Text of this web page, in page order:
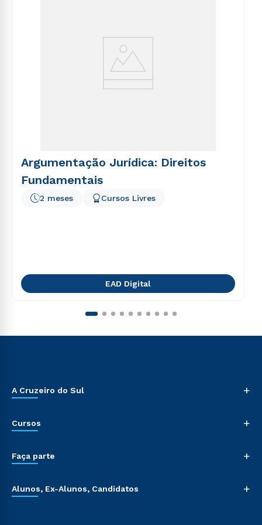
Argumentação Jurídica: Direitos
Fundamentais
2 meses Cursos Livres
EAD Digital
A Cruzeiro do Sul +
Cursos +
Faça parte +
Alunos, Ex-Alunos, Candidatos +